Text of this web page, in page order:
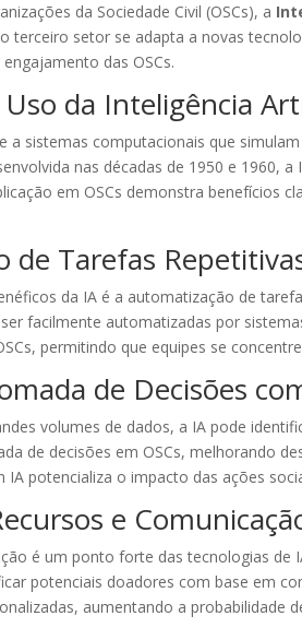
da Sociedade Civil (OSCs), a
terceiro setor se adapta a novas
das OSCs.
da Inteligência
a sistemas computacionais que
nas décadas de 1950 e 1960,
em OSCs demonstra benefícios
de Tarefas
da IA é a automatização de
facilmente automatizadas por
permitindo que equipes se
de Decisões
volumes de dados, a IA pode
de decisões em OSCs, melhorando
IA potencializa o impacto das ações
e
é um ponto forte das tecnologias de
potenciais doadores com base em
aumentando a probabilidade